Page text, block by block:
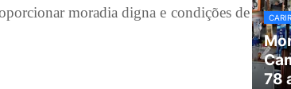
moradia digna e condições de vida
78